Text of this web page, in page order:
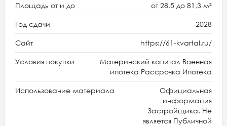
Площадь от и до от 28,5 до 81,3 м²
Год сдачи 2028
Сайт https://61-kvartal.ru/
Условия покупки
Материнский капитал Военная
ипотека Рассрочка Ипотека
Использование материала
Официальная
информация
Застройщика. Не
является Публичной